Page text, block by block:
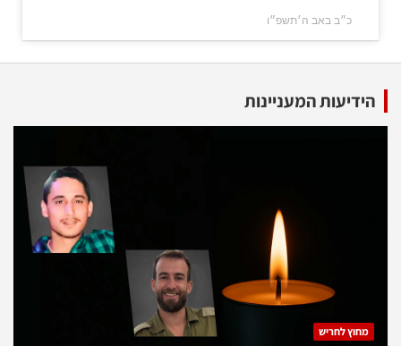
כ״ב באב ה׳תשפ״ו
הידיעות המעניינות
מחוץ לחריש